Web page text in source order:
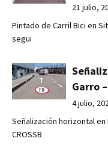
21 julio,
Pintado de Carril Bici en
segui
Garro
4 julio,
Señalización horizontal en
CROSSB